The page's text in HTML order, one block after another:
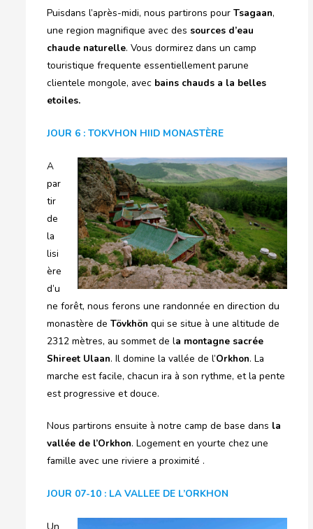
Puisdans l’après-midi, nous partirons pour Tsagaan,
une region magnifique avec des sources d’eau
chaude naturelle. Vous dormirez dans un camp
touristique frequente essentiellement parune
clientele mongole, avec bains chauds a la belles
etoiles.
JOUR 6 : TOKVHON HIID MONASTÈRE
A
par
tir
de
la
lisi
ère
d’u
ne forêt, nous ferons une randonnée en direction du
monastère deTövkhön qui se situe à une altitude de
2312 mètres, au sommet de la montagne sacrée
Shireet Ulaan. Il domine la vallée de l’Orkhon. La
marche est facile, chacun ira à son rythme, et la pente
est progressive et douce.
Nous partirons ensuite à notre camp de base dans la
vallée de l’Orkhon. Logement en yourte chez une
famille avec une riviere a proximité .
JOUR 07-10 : LA VALLEE DE L’ORKHON